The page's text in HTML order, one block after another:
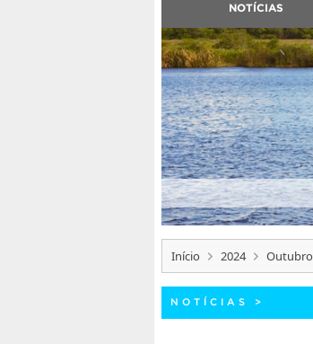
NOTÍCIAS
Início 2024 Outubro
NOTÍCIAS >